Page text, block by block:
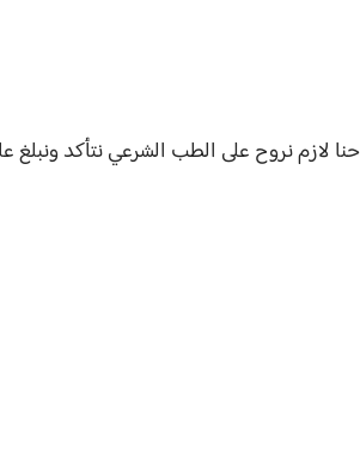
لازم نروح على الطب الشرعي نتأكد ونبلغ